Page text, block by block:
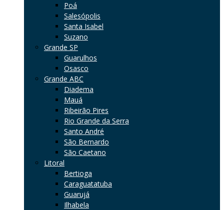
Poá
Salesópolis
Santa Isabel
Suzano
Grande SP
Guarulhos
Osasco
Grande ABC
Diadema
Mauá
Ribeirão Pires
Rio Grande da Serra
Santo André
São Bernardo
São Caetano
Litoral
Bertioga
Caraguatatuba
Guarujá
Ilhabela